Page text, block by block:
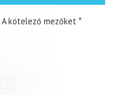
A kötelező mezőket*